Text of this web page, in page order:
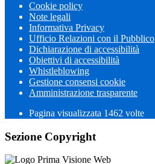
Cookie policy
Note legali
Informativa Privacy
Ufficio Relazioni con il Pubblico
Dichiarazione di accessibilità
Obiettivi di accessibilità
Whistleblowing
Gestione consensi cookie
Amministrazione trasparente
Pagina visualizzata 1462 volte
Sezione Copyright